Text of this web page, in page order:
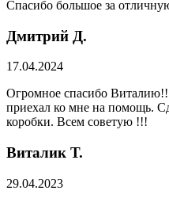
Спасибо большое за
Дмитрий Д.
17.04.2024
Огромное спасибо
приехал ко мне на помощь.
коробки. Всем советую !!!
Виталик Т.
29.04.2023